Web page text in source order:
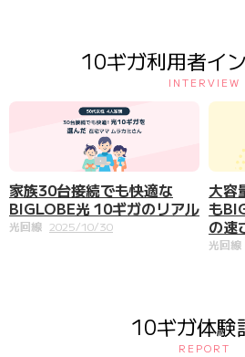
10ギガ利用者イ
INTERVIEW
家族30台接続でも快適な
BIGLOBE光 10ギガのリアル
光回線 2025/10/30
大容
も
の速
光回線
10ギガ体験
REPORT